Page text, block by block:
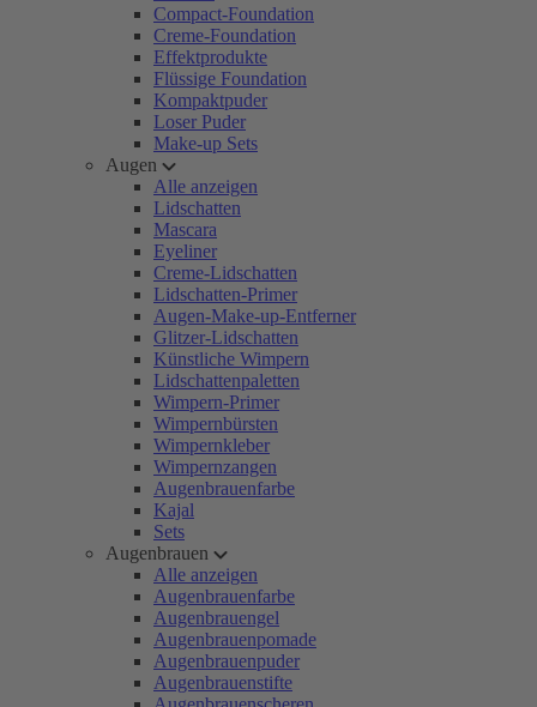
Compact-Foundation
Creme-Foundation
Effektprodukte
Flüssige Foundation
Kompaktpuder
Loser Puder
Make-up Sets
Augen
Alle anzeigen
Lidschatten
Mascara
Eyeliner
Creme-Lidschatten
Lidschatten-Primer
Augen-Make-up-Entferner
Glitzer-Lidschatten
Künstliche Wimpern
Lidschattenpaletten
Wimpern-Primer
Wimpernbürsten
Wimpernkleber
Wimpernzangen
Augenbrauenfarbe
Kajal
Sets
Augenbrauen
Alle anzeigen
Augenbrauenfarbe
Augenbrauengel
Augenbrauenpomade
Augenbrauenpuder
Augenbrauenstifte